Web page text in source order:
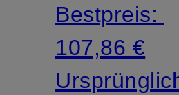
Bestpreis:
107,86 €